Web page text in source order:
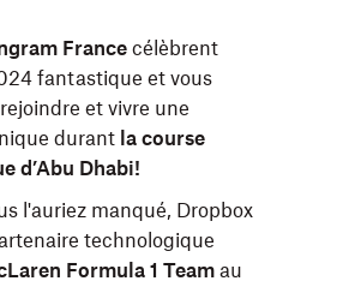
France célèbrent
fantastique et vous
et vivre une
durant la course
d’Abu Dhabi!
l'auriez manqué, Dropbox
technologique
Formula 1 Team au